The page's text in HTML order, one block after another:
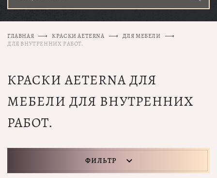
ГЛАВНАЯ КРАСКИ AETERNA
ДЛЯ МЕБЕЛИ
ДЛЯ ВНУТРЕННИХ РАБОТ.
КРАСКИ AETERNA ДЛЯ
МЕБЕЛИ ДЛЯ ВНУТРЕННИХ
РАБОТ.
ФИЛЬТР